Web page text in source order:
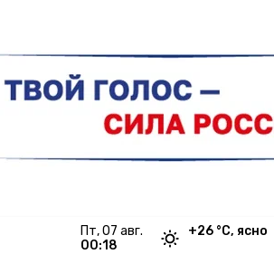
пт, 07 авг.
00:18
+26 °С, ясно